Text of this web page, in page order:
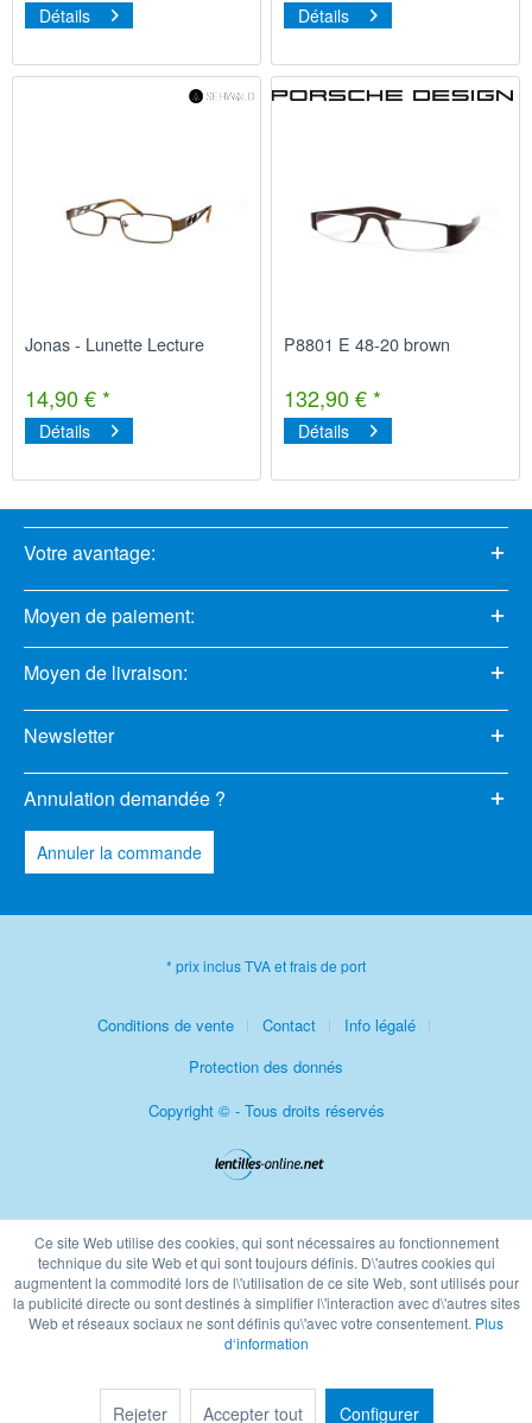
Détails Détails
Jonas - Lunette Lecture
14,90 € *
Détails
P8801 E 48-20 brown
132,90 € *
Détails
Votre avantage:
Moyen de paiement:
Moyen de livraison:
Newsletter
Annulation demandée ?
Annuler la commande
* prix inclus TVA et frais de port
Conditions de vente Contact
Info légalé
Protection des donnés
Copyright © - Tous droits réservés
Ce site Web utilise des cookies, qui sont nécessaires au fonctionnement
technique du site Web et qui sont toujours définis. D\'autres cookies qui
augmentent la commodité lors de l\'utilisation de ce site Web, sont utilisés pour
la publicité directe ou sont destinés à simplifier l\'interaction avec d\'autres sites
Web et réseaux sociaux ne sont définis qu\'avec votre consentement. Plus
d‘information
Rejeter Accepter tout Configurer